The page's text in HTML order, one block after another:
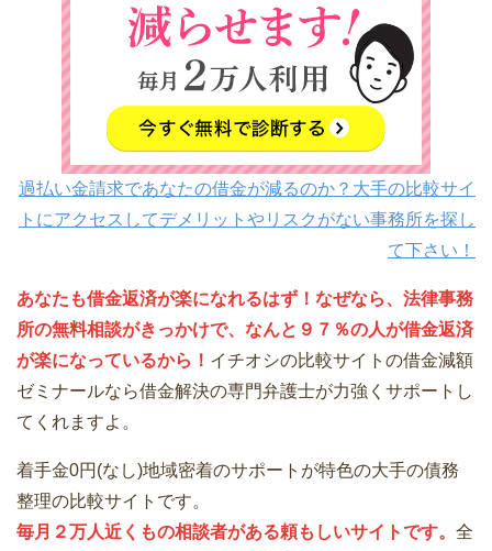
過払い金請求であなたの借金が減るのか？大手の比較サイ
トにアクセスしてデメリットやリスクがない事務所を探し
て下さい！
あなたも借金返済が楽になれるはず！なぜなら、法律事務
所の無料相談がきっかけで、なんと９７％の人が借金返済
が楽になっているから！ イチオシの比較サイトの借金減額
ゼミナールなら借金解決の専門弁護士が力強くサポートし
てくれますよ。
着手金0円(なし)地域密着のサポートが特色の大手の債務
整理の比較サイトです。
毎月２万人近くもの相談者がある頼もしいサイトです。 全